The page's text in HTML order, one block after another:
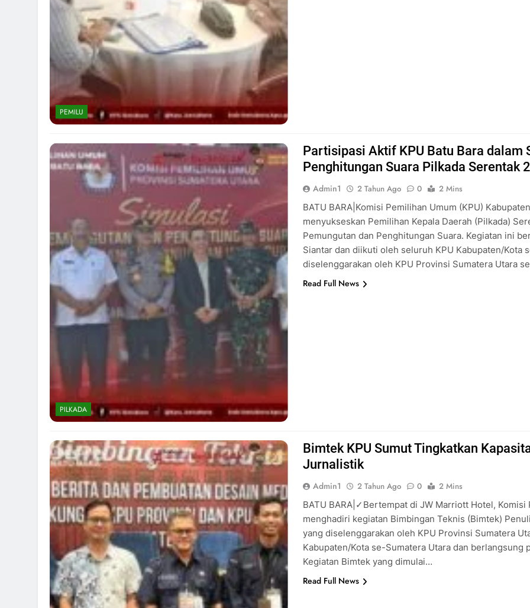
PEMILU
PILKADA
Partisipasi Aktif KPU Batu Bara dalam
Penghitungan Suara Pilkada Serentak
Admin1 2 Tahun Ago 0
2 Mins
BATU BARA|Komisi Pemilihan Umum (KPU)
menyukseskan Pemilihan Kepala Daerah (Pilkada)
Pemungutan dan Penghitungan Suara. Kegiatan ini
Siantar dan diikuti oleh seluruh KPU Kabupaten/Kota
diselenggarakan oleh KPU Provinsi Sumatera Utara
Read Full News
Bimtek KPU Sumut Tingkatkan
Jurnalistik
Admin1 2 Tahun Ago 0
2 Mins
BATU BARA|✓Bertempat di JW Marriott Hotel, Komisi
menghadiri kegiatan Bimbingan Teknis (Bimtek)
yang diselenggarakan oleh KPU Provinsi Sumatera
Kabupaten/Kota se-Sumatera Utara dan
Kegiatan Bimtek yang dimulai…
Read Full News